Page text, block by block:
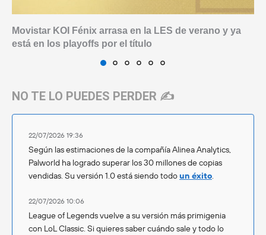
Movistar KOI Fénix arrasa en la LES de verano y ya
está en los playoffs por el título
NO TE LO PUEDES PERDER ✍️
22/07/2026 19:36
Según las estimaciones de la compañía Alinea Analytics,
Palworld ha logrado superar los 30 millones de copias
vendidas. Su versión 1.0 está siendo todoun éxito.
22/07/2026 10:06
League of Legends vuelve a su versión más primigenia
con LoL Classic. Si quieres saber cuándo sale y todo lo